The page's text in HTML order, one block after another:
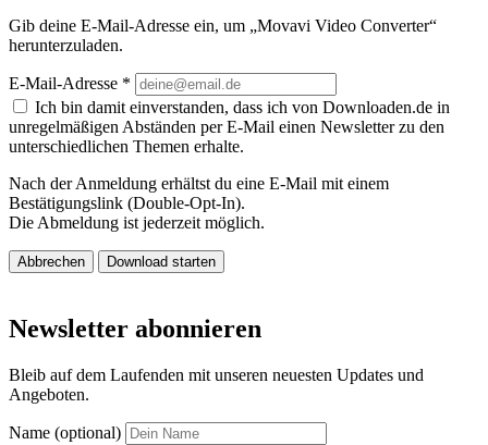
Gib deine E-Mail-Adresse ein, um „Movavi Video Converter“
herunterzuladen.
E-Mail-Adresse *
Ich bin damit einverstanden, dass ich von Downloaden.de in
unregelmäßigen Abständen per E-Mail einen Newsletter zu den
unterschiedlichen Themen erhalte.
Nach der Anmeldung erhältst du eine E-Mail mit einem
Bestätigungslink (Double-Opt-In).
Die Abmeldung ist jederzeit möglich.
Abbrechen Download starten
Newsletter abonnieren
Bleib auf dem Laufenden mit unseren neuesten Updates und
Angeboten.
Name (optional)